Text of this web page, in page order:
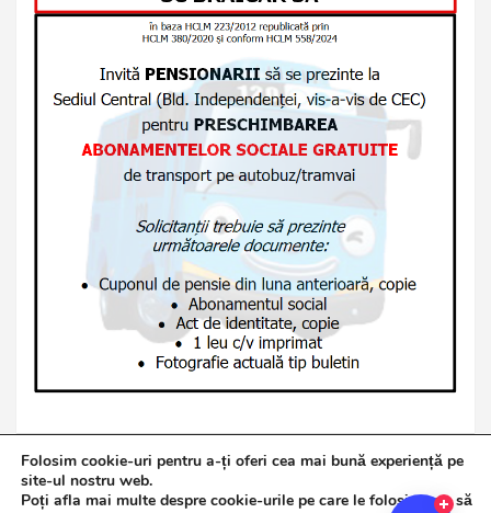
Copyright © 2026Jurnalul de Brăila
Folosim cookie-uri pentru a-ți oferi cea mai bună experiență pe
site-ul nostru web.
Poți afla mai multe despre cookie-urile pe care le folosim sau să